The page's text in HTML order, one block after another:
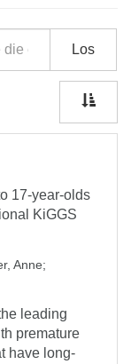
Los
17-year-olds
KiGGS
Anne;
leading
premature
have long-